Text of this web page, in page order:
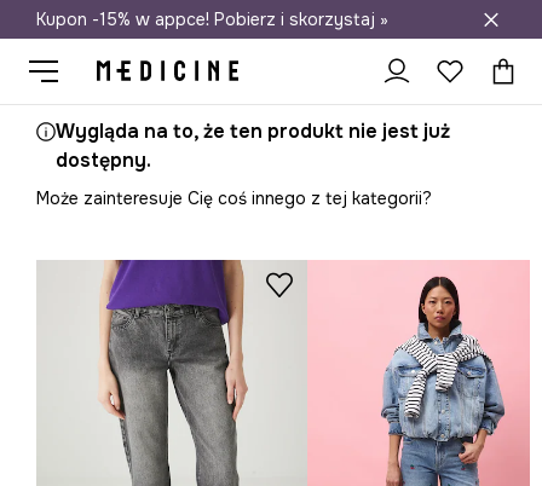
Darmowa dostawa do salonów
Kupon -15% w appce! Pobierz i skorzystaj »
Wygląda na to, że ten produkt nie jest już
dostępny.
Może zainteresuje Cię coś innego z tej kategorii?